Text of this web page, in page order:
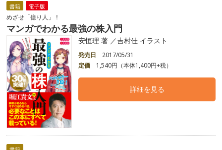
書籍 電子版
めざせ「億り人」！
マンガでわかる最強の株入門
安恒理 著 ／吉村佳 イラスト
発売日
2017/05/31
定価
1,540円（本体1,400円+税）
詳細を見る